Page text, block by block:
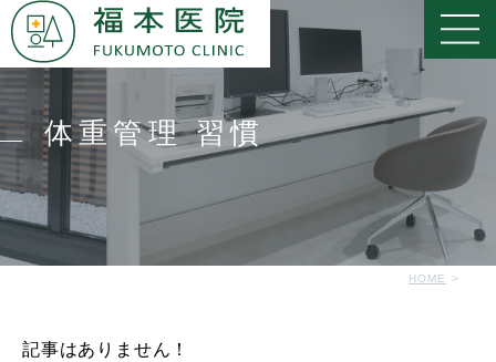
体重管理 習慣
HOME
記事はありません！